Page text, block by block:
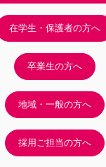
在学生・保護者の方へ
卒業生の方へ
地域・一般の方へ
採用ご担当の方へ